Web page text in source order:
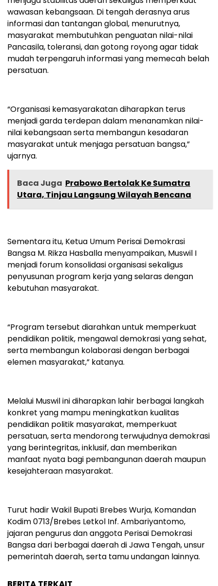
wawasan kebangsaan. Di tengah derasnya arus
informasi dan tantangan global, menurutnya,
masyarakat membutuhkan penguatan nilai-nilai
Pancasila, toleransi, dan gotong royong agar tidak
mudah terpengaruh informasi yang memecah belah
persatuan.
“Organisasi kemasyarakatan diharapkan terus
menjadi garda terdepan dalam menanamkan nilai-
nilai kebangsaan serta membangun kesadaran
masyarakat untuk menjaga persatuan bangsa,”
ujarnya.
Baca Juga Prabowo Bertolak Ke Sumatra
Utara, Tinjau Langsung Wilayah Bencana
Sementara itu, Ketua Umum Perisai Demokrasi
Bangsa M. Rikza Hasballa menyampaikan, Muswil I
menjadi forum konsolidasi organisasi sekaligus
penyusunan program kerja yang selaras dengan
kebutuhan masyarakat.
“Program tersebut diarahkan untuk memperkuat
pendidikan politik, mengawal demokrasi yang sehat,
serta membangun kolaborasi dengan berbagai
elemen masyarakat,” katanya.
Melalui Muswil ini diharapkan lahir berbagai langkah
konkret yang mampu meningkatkan kualitas
pendidikan politik masyarakat, memperkuat
persatuan, serta mendorong terwujudnya demokrasi
yang berintegritas, inklusif, dan memberikan
manfaat nyata bagi pembangunan daerah maupun
kesejahteraan masyarakat.
Turut hadir Wakil Bupati Brebes Wurja, Komandan
Kodim 0713/Brebes Letkol Inf. Ambariyantomo,
jajaran pengurus dan anggota Perisai Demokrasi
Bangsa dari berbagai daerah di Jawa Tengah, unsur
pemerintah daerah, serta tamu undangan lainnya.